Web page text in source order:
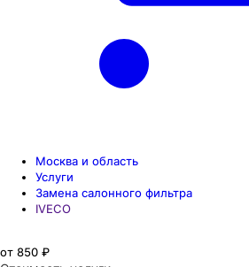
Москва и область
Услуги
Замена салонного фильтра
IVECO
от 850 ₽